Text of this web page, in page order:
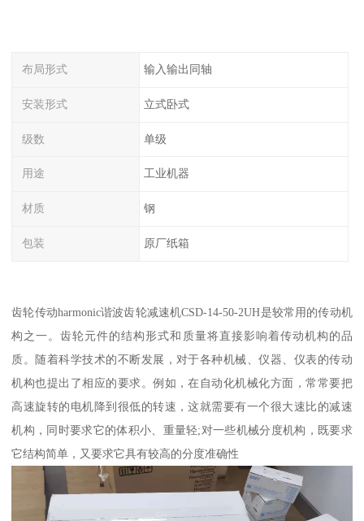
布局形式 输入输出同轴
安装形式 立式卧式
级数 单级
用途 工业机器
材质 钢
包装 原厂纸箱
齿轮传动harmonic谐波齿轮减速机CSD-14-50-2UH是较常用的传动机
构之一。齿轮元件的结构形式和质量将直接影响着传动机构的品
质。随着科学技术的不断发展，对于各种机械、仪器、仪表的传动
机构也提出了相应的要求。例如，在自动化机械化方面，常常要把
高速旋转的电机降到很低的转速，这就需要有一个很大速比的减速
机构，同时要求它的体积小、重量轻;对一些机械分度机构，既要求
它结构简单，又要求它具有较高的分度准确性